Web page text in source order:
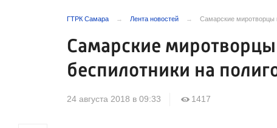
ГТРК Самара Лента новостей Самарские миротворцы
Самарские
беспилотники на
24 августа 2018 в 09:33 1417